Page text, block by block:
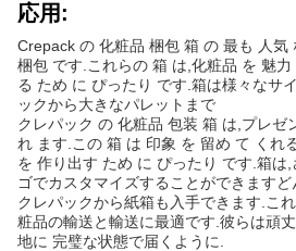
応用:
Crepack の 化粧品 梱包 箱 の 最も 人気
梱包 です.これらの 箱 は,化粧品 を 魅
る ため に ぴったり です.箱は様々なサ
ックから大きなパレットまで
クレパック の 化粧品 包装 箱 は,プレゼ
れ ます.この 箱 は 印象 を 留め て くれ
を 作り出す ため に ぴったり です.箱は
ゴでカスタマイズすることができます
クレパックから紙箱も入手できます.こ
粧品の輸送と輸送に最適です.彼らは頑
地に 完璧な状態で届くように.